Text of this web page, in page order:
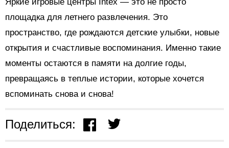
площадка для летнего развлечения. Это
пространство, где рождаются детские улыбки, новые
открытия и счастливые воспоминания. Именно такие
моменты остаются в памяти на долгие годы,
превращаясь в теплые истории, которые хочется
вспоминать снова и снова!
Поделиться: